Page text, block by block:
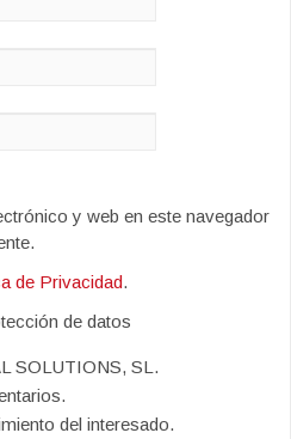
y web en este navegador
de Privacidad.
de datos
SOLUTIONS, SL.
del interesado.